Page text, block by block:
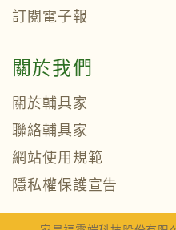
訂閱電子報
關於我們
關於輔具家
聯絡輔具家
網站使用規範
隱私權保護宣告